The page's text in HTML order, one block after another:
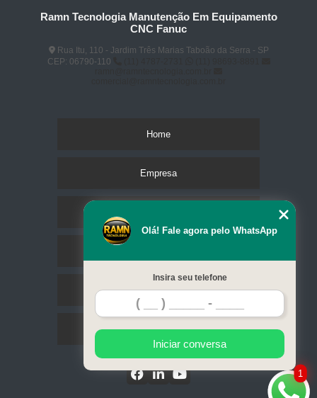
Ramn Tecnologia Manutenção Em Equipamento
CNC Fanuc
Rua Itu, 110 - Jardim Três Marias Taboão da Serra - SP
CEP: 06790-110
Home
Empresa
Contato
Mapa do site
1
Olá! Fale agora pelo WhatsApp
Insira seu telefone
Iniciar conversa